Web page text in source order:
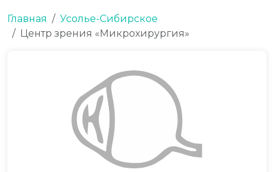
Главная
Усолье-Сибирское
Центр зрения «Микрохирургия»